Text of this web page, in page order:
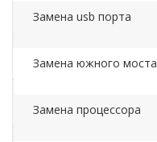
Замена usb порта
Замена южного моста
Замена процессора